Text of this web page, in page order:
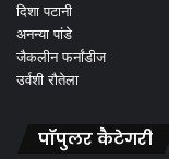
दिशा पटानी
अनन्या पांडे
जैकलीन फर्नांडीज
उर्वशी रौतेला
पॉपुलर कैटेगरी